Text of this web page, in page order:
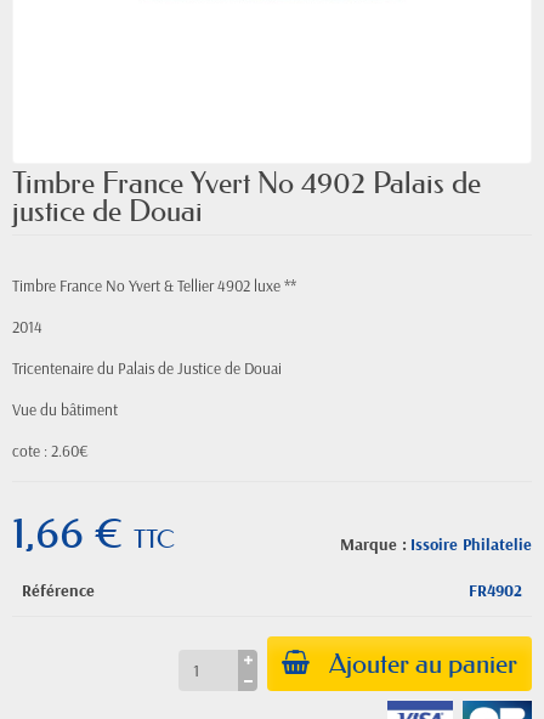
Timbre France Yvert No 4902 Palais de
justice de Douai
Timbre France No Yvert & Tellier 4902 luxe **
2014
Tricentenaire du Palais de Justice de Douai
Vue du bâtiment
cote : 2.60€
Marque : Issoire Philatelie
1,66 € TTC
Référence FR4902
Ajouter au panier